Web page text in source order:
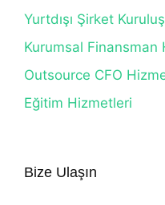
Yurtdışı Şirket
Kurumsal Finansman
Outsource CFO
Eğitim Hizmetleri
Bize Ulaşın